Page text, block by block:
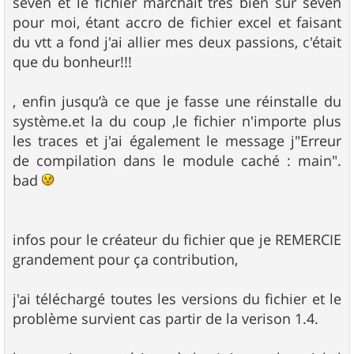
a
g
e
pour moi, étant accro de fichier excel et faisant
du vtt a fond j'ai allier mes deux passions, c'était
que du bonheur!!!
, enfin jusqu’à ce que je fasse une réinstalle du
système.et la du coup ,le fichier n'importe plus
les traces et j'ai également le message j"Erreur
de compilation dans le module caché : main".
bad
infos pour le créateur du fichier que je REMERCIE
grandement pour ça contribution,
j'ai téléchargé toutes les versions du fichier et le
problème survient cas partir de la verison 1.4.